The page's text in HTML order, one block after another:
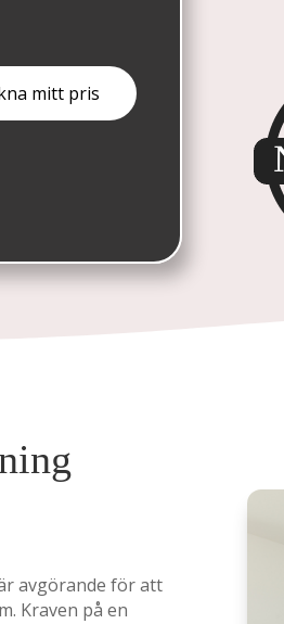
avgörande för att
Kraven på en